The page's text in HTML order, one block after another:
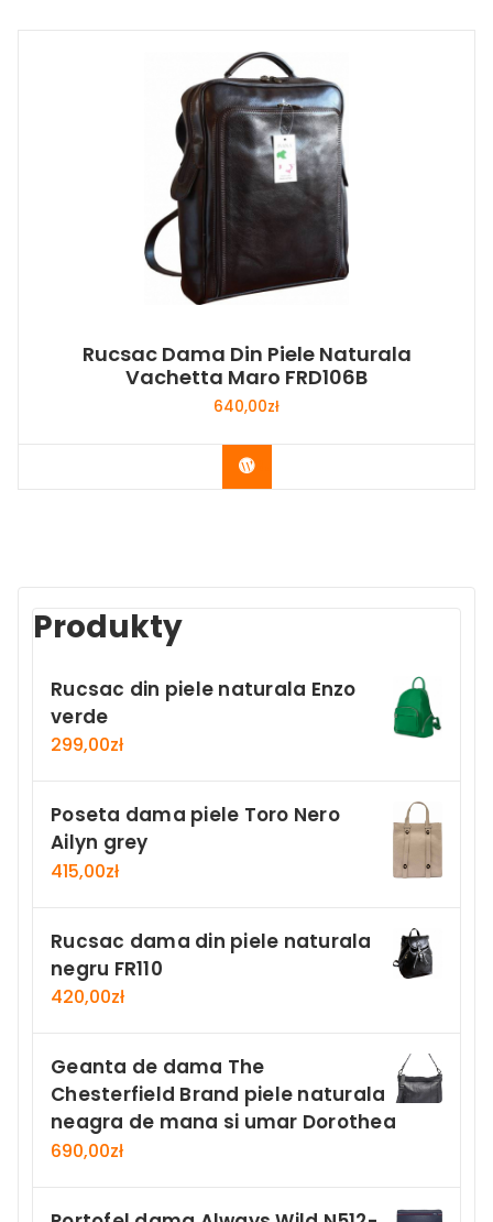
Rucsac Dama Din Piele Naturala
Vachetta Maro FRD106B
640,00zł
Buy Now
Produkty
Rucsac din piele naturala Enzo
verde
299,00zł
Poseta dama piele Toro Nero
Ailyn grey
415,00zł
Rucsac dama din piele naturala
negru FR110
420,00zł
Geanta de dama The
Chesterfield Brand piele naturala
neagra de mana si umar Dorothea
690,00zł